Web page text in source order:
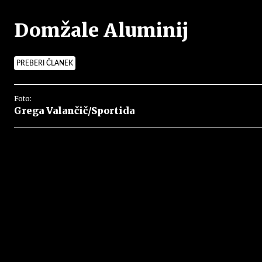
Domžale Aluminij
PREBERI ČLANEK
Foto:
Grega Valančič/Sportida